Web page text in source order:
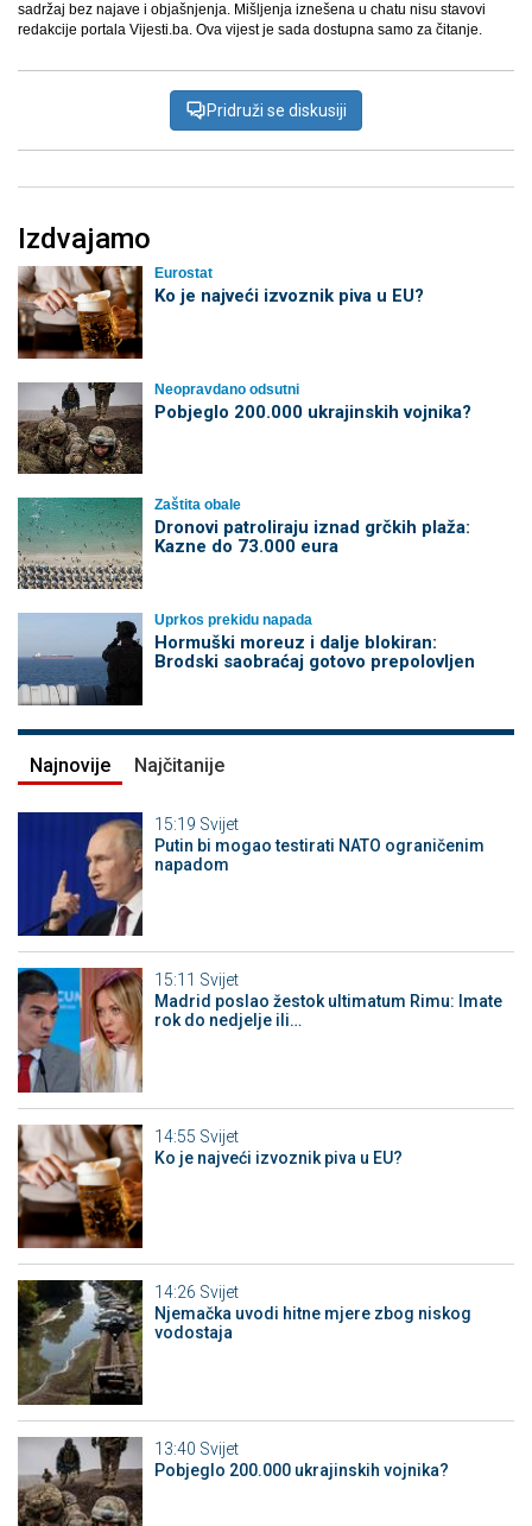
sadržaj bez najave i objašnjenja. Mišljenja iznešena u chatu nisu stavovi
redakcije portala Vijesti.ba. Ova vijest je sada dostupna samo za čitanje.
Pridruži se diskusiji
Izdvajamo
Eurostat
Ko je najveći izvoznik piva u EU?
Neopravdano odsutni
Pobjeglo 200.000 ukrajinskih vojnika?
Zaštita obale
Dronovi patroliraju iznad grčkih plaža:
Kazne do 73.000 eura
Uprkos prekidu napada
Hormuški moreuz i dalje blokiran:
Brodski saobraćaj gotovo prepolovljen
Najnovije Najčitanije
15:19 Svijet
Putin bi mogao testirati NATO ograničenim
napadom
15:11 Svijet
Madrid poslao žestok ultimatum Rimu: Imate
rok do nedjelje ili…
14:55 Svijet
Ko je najveći izvoznik piva u EU?
14:26 Svijet
Njemačka uvodi hitne mjere zbog niskog
vodostaja
13:40 Svijet
Pobjeglo 200.000 ukrajinskih vojnika?